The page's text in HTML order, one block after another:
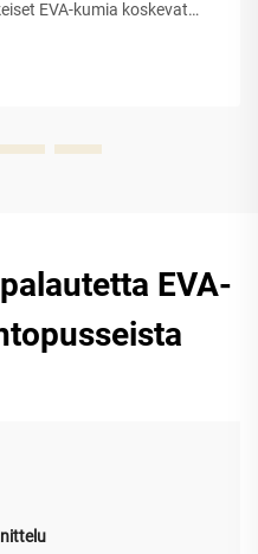
EVA-kumia koskevat
tekevät siitä...
EVA-